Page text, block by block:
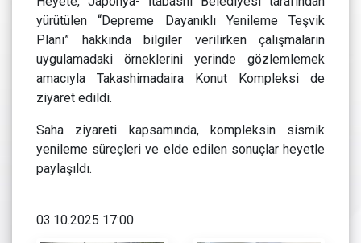
yürütülen “Depreme Dayanıklı Yenileme Teşvik
Planı” hakkında bilgiler verilirken çalışmaların
uygulamadaki örneklerini yerinde gözlemlemek
amacıyla Takashimadaira Konut Kompleksi de
ziyaret edildi.
Saha ziyareti kapsamında, kompleksin sismik
yenileme süreçleri ve elde edilen sonuçlar heyetle
paylaşıldı.
03.10.2025 17:00